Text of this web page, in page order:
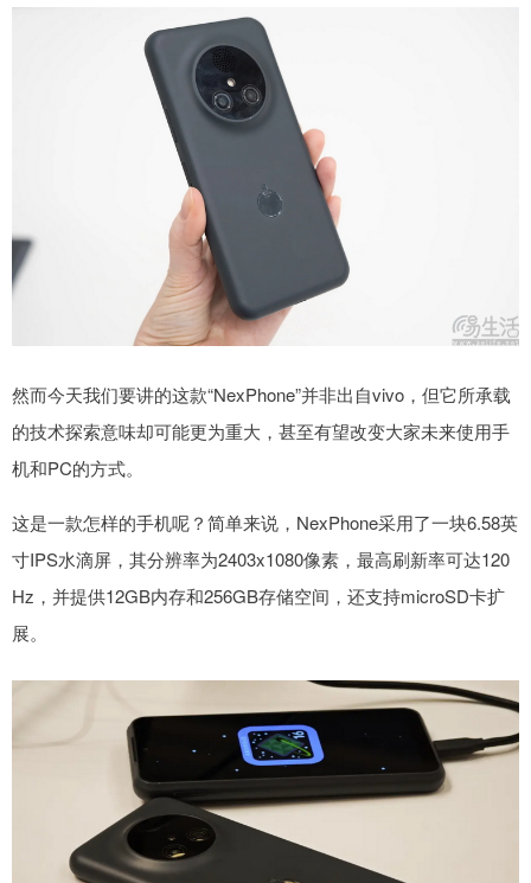
然而今天我们要讲的这款“NexPhone”并非出自vivo，但它所承载
的技术探索意味却可能更为重大，甚至有望改变大家未来使用手
机和PC的方式。
这是一款怎样的手机呢？简单来说，NexPhone采用了一块6.58英
寸IPS水滴屏，其分辨率为2403x1080像素，最高刷新率可达120
Hz，并提供12GB内存和256GB存储空间，还支持microSD卡扩
展。